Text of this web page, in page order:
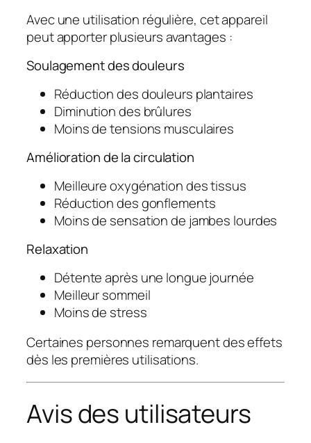
Avec une utilisation régulière, cet appareil
peut apporter plusieurs avantages :
Soulagement des douleurs
Réduction des douleurs plantaires
Diminution des brûlures
Moins de tensions musculaires
Amélioration de la circulation
Meilleure oxygénation des tissus
Réduction des gonflements
Moins de sensation de jambes lourdes
Relaxation
Détente après une longue journée
Meilleur sommeil
Moins de stress
Certaines personnes remarquent des effets
dès les premières utilisations.
Avis des utilisateurs